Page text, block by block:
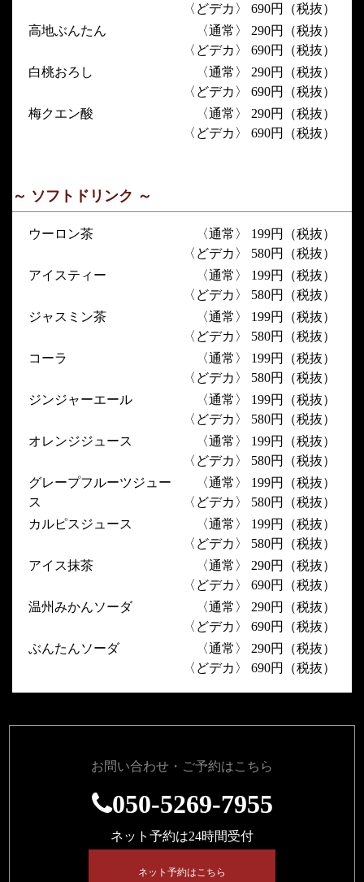
〈どデカ〉 690円（税抜）
高地ぶんたん
〈通常〉 290円（税抜）
〈どデカ〉 690円（税抜）
白桃おろし
〈通常〉 290円（税抜）
〈どデカ〉 690円（税抜）
梅クエン酸
〈通常〉 290円（税抜）
〈どデカ〉 690円（税抜）
～ ソフトドリンク ～
ウーロン茶
〈通常〉 199円（税抜）
〈どデカ〉 580円（税抜）
アイスティー
〈通常〉 199円（税抜）
〈どデカ〉 580円（税抜）
ジャスミン茶
〈通常〉 199円（税抜）
〈どデカ〉 580円（税抜）
コーラ
〈通常〉 199円（税抜）
〈どデカ〉 580円（税抜）
ジンジャーエール
〈通常〉 199円（税抜）
〈どデカ〉 580円（税抜）
オレンジジュース
〈通常〉 199円（税抜）
〈どデカ〉 580円（税抜）
グレープフルーツジュー
ス
〈通常〉 199円（税抜）
〈どデカ〉 580円（税抜）
カルピスジュース
〈通常〉 199円（税抜）
〈どデカ〉 580円（税抜）
アイス抹茶
〈通常〉 290円（税抜）
〈どデカ〉 690円（税抜）
温州みかんソーダ
〈通常〉 290円（税抜）
〈どデカ〉 690円（税抜）
ぶんたんソーダ
〈通常〉 290円（税抜）
〈どデカ〉 690円（税抜）
お問い合わせ・ご予約はこちら
050-5269-7955
ネット予約は24時間受付
ネット予約はこちら